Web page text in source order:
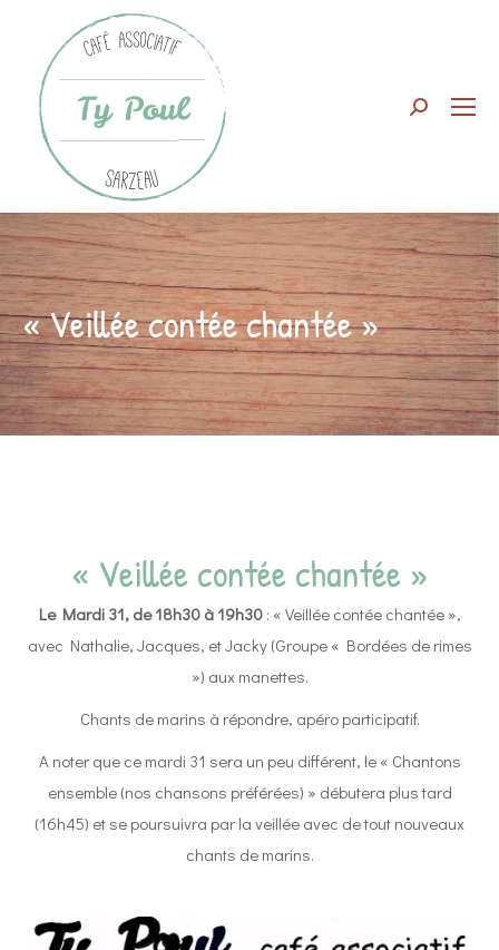
Search:
« Veillée contée chantée »
« Veillée contée chantée »
Le Mardi 31, de 18h30 à 19h30: « Veillée contée chantée »,
avec Nathalie, Jacques, et Jacky (Groupe « Bordées de rimes
») aux manettes.
Chants de marins à répondre, apéro participatif.
A noter que ce mardi 31 sera un peu différent, le « Chantons
ensemble (nos chansons préférées) » débutera plus tard
(16h45) et se poursuivra par la veillée avec de tout nouveaux
chants de marins.